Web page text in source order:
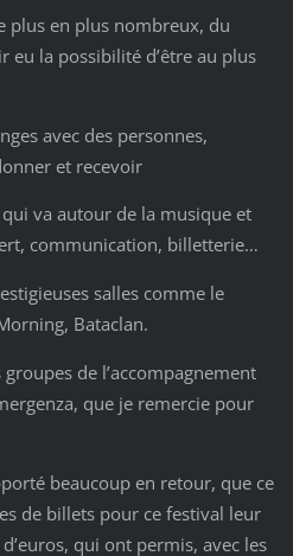
plus en plus nombreux, du
eu la possibilité d’être au plus
avec des personnes,
et recevoir
va autour de la musique et
communication, billetterie…
salles comme le
Bataclan.
de l’accompagnement
que je remercie pour
beaucoup en retour, que ce
de billets pour ce festival leur
qui ont permis, avec les